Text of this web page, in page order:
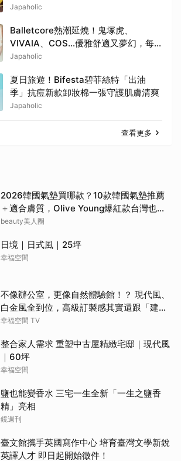
學院！
Japaholic
Balletcore熱潮延燒！鬼塚虎、
VIVAIA、COS…優雅舒適又夢幻，每
雙都想包色
Japaholic
夏日旅遊！Bifesta碧菲絲特「出油
季」抗痘新款卸妝棉一張守護肌膚清爽
Japaholic
查看更多
2026韓國氣墊買哪款？10款韓國氣墊推薦
＋適合膚質，Olive Young爆紅款台灣也能
買
beauty美人圈
日境｜日式風｜25坪
幸福空間
不像辦公室，更像自然體驗館！？ 現代風、
白金風全到位，高級訂製感其實還跟「建築
腦」有關？！
幸福空間 TV
整合家人需求 重塑中古屋精緻宅邸｜現代風
｜60坪
幸福空間
鹽也能變香水 三宅一生全新「一生之鹽香
精」亮相
鏡週刊
臺文館攜手英國寫作中心 培育臺灣文學新銳
英譯人才 即日起開始徵件！